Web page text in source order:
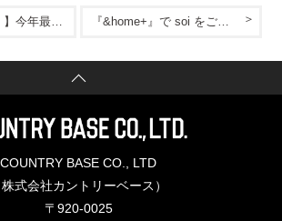
『&home+』で soi をご紹介いただきました！
最後の出展！
COUNTRY BASE CO., LTD
株式会社カントリーベース）
〒920-0025